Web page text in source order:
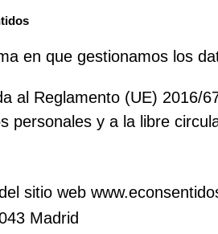
en que gestionamos los
al Reglamento (UE) 2016/
personales y a la libre
sitio web
Madrid